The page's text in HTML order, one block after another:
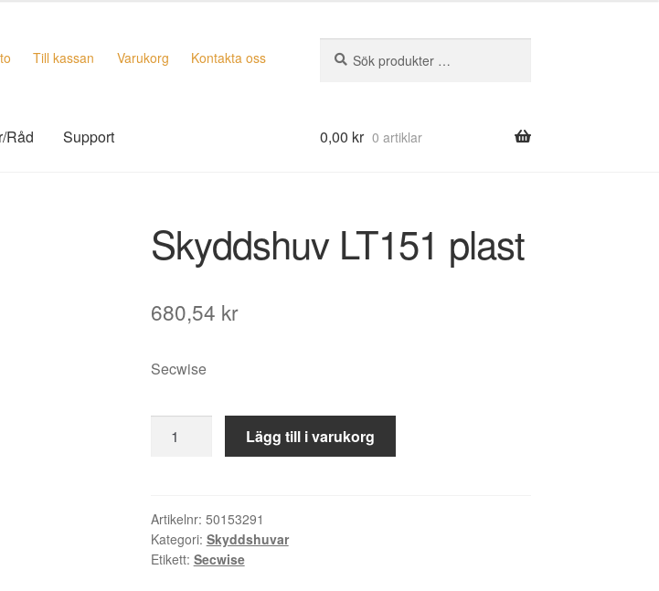
Till kassan Varukorg Kontakta oss
efter:
Råd Support 0,00 kr 0 artiklar
Skyddshuv LT151 plast
680,54 kr
Secwise
LT151
Lägg till i varukorg
Artikelnr: 50153291
Kategori: Skyddshuvar
Etikett: Secwise